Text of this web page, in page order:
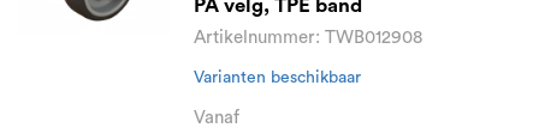
PA velg, TPE band
Artikelnummer: TWB012908
Varianten beschikbaar
Vanaf